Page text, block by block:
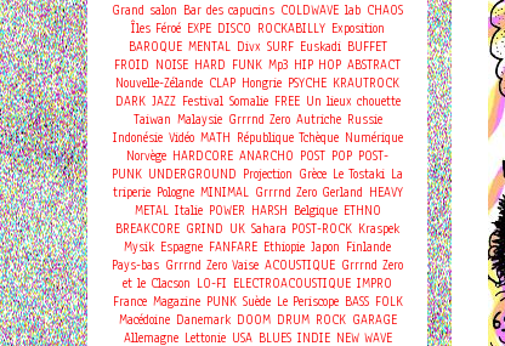
Grand salon Bar des capucins COLDWAVE lab CHAOS
Îles Féroé EXPE DISCO ROCKABILLY Exposition
BAROQUE MENTAL Divx SURF Euskadi BUFFET
FROID NOISE HARD FUNK Mp3 HIP HOP ABSTRACT
Nouvelle-Zélande CLAP Hongrie PSYCHE KRAUTROCK
DARK JAZZ Festival Somalie FREE Un lieux chouette
Taiwan Malaysie Grrrnd Zero Autriche Russie
Indonésie Vidéo MATH République Tchèque Numérique
Norvège HARDCORE ANARCHO POST POP POST-
PUNK UNDERGROUND Projection Grèce Le Tostaki La
triperie Pologne MINIMAL Grrrnd Zero Gerland HEAVY
METAL Italie POWER HARSH Belgique ETHNO
BREAKCORE GRIND UK Sahara POST-ROCK Kraspek
Mysik Espagne FANFARE Ethiopie Japon Finlande
Pays-bas Grrrnd Zero Vaise ACOUSTIQUE Grrrnd Zero
et le Clacson LO-FI ELECTROACOUSTIQUE IMPRO
France Magazine PUNK Suède Le Periscope BASS FOLK
Macédoine Danemark DOOM DRUM ROCK GARAGE
Allemagne Lettonie USA BLUES INDIE NEW WAVE